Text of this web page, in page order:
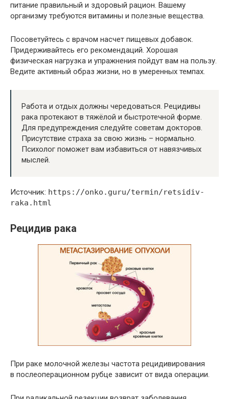
питание правильный и здоровый рацион. Вашему
организму требуются витамины и полезные вещества.
Посоветуйтесь с врачом насчет пищевых добавок.
Придерживайтесь его рекомендаций. Хорошая
физическая нагрузка и упражнения пойдут вам на пользу.
Ведите активный образ жизни, но в умеренных темпах.
Работа и отдых должны чередоваться. Рецидивы
рака протекают в тяжёлой и быстротечной форме.
Для предупреждения следуйте советам докторов.
Присутствие страха за свою жизнь – нормально.
Психолог поможет вам избавиться от навязчивых
мыслей.
Источник: https://onko.guru/termin/retsidiv-
raka.html
Рецидив рака
При раке молочной железы частота рецидивирования
в послеоперационном рубце зависит от вида операции.